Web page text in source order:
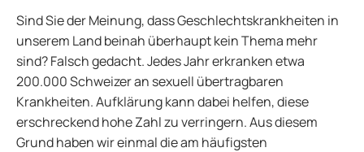
Sind Sie der Meinung, dass Geschlechtskrankheiten in
unserem Land beinah überhaupt kein Thema mehr
sind? Falsch gedacht. Jedes Jahr erkranken etwa
200.000 Schweizer an sexuell übertragbaren
Krankheiten. Aufklärung kann dabei helfen, diese
erschreckend hohe Zahl zu verringern. Aus diesem
Grund haben wir einmal die am häufigsten